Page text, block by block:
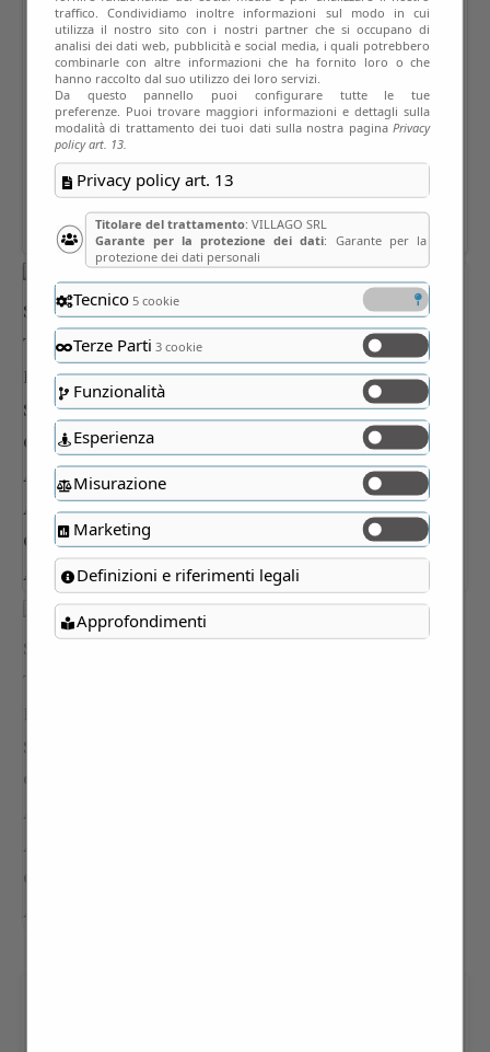
traffico. Condividiamo inoltre informazioni sul modo in cui
utilizza il nostro sito con i nostri partner che si occupano di
analisi dei dati web, pubblicità e social media, i quali potrebbero
combinarle con altre informazioni che ha fornito loro o che
hanno raccolto dal suo utilizzo dei loro servizi.
Da questo pannello puoi configurare tutte le tue
preferenze. Puoi trovare maggiori informazioni e dettagli sulla
modalità di trattamento dei tuoi dati sulla nostra paginaPrivacy
policy art. 13.
Privacy policy art. 13
Titolare del trattamento: VILLAGO SRL
Garante per la protezione dei dati: Garante per la
protezione dei dati personali
Tecnico5 cookie
Terze Parti 3 cookie
Funzionalità
Esperienza
Misurazione
Marketing
Definizioni e riferimenti legali
Approfondimenti